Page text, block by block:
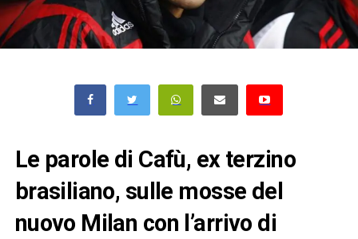
Le parole di Cafù, ex terzino
brasiliano, sulle mosse del
nuovo Milan con l’arrivo di